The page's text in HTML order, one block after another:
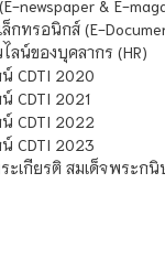
newspaper & E-
กทรอนิกส์ (E-
ลน์ของบุคลากร (HR)
CDTI 2020
CDTI 2021
CDTI 2022
CDTI 2023
เกียรติ สมเด็จพระกนิ